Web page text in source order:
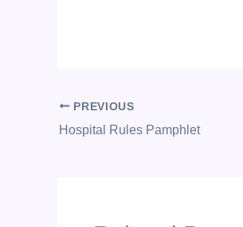
PREVIOUS
Hospital Rules Pamphlet